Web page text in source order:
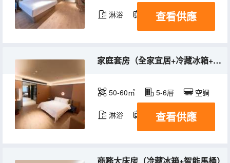
淋浴 電視機 冰箱
查看供應
家庭套房（全家宜居+冷藏冰箱+衣帽間）
50-60㎡ 5-6層 空調
淋浴 電視機 冰箱
查看供應